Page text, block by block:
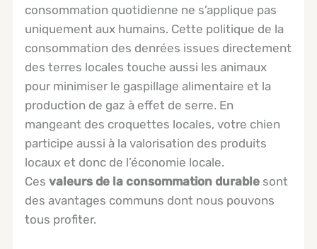
consommation quotidienne ne s’applique pas
uniquement aux humains. Cette politique de la
consommation des denrées issues directement
des terres locales touche aussi les animaux
pour minimiser le gaspillage alimentaire et la
production de gaz à effet de serre. En
mangeant des croquettes locales, votre chien
participe aussi à la valorisation des produits
locaux et donc de l’économie locale.
Cesvaleurs de la consommation durable sont
des avantages communs dont nous pouvons
tous profiter.